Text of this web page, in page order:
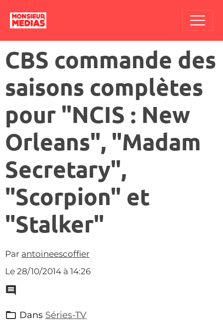
CBS commande des
saisons complètes
pour "NCIS : New
Orleans", "Madam
Secretary",
"Scorpion" et
"Stalker"
Par antoineescoffier
Le 28/10/2014 à 14:26
Dans Séries-TV